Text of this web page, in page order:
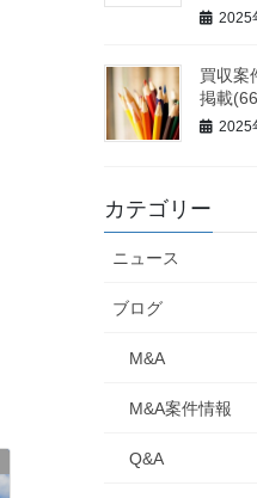
2025
買収案
掲載
2025
カテゴリー
ニュース
ブログ
M&A
M&A案件情報
Q&A